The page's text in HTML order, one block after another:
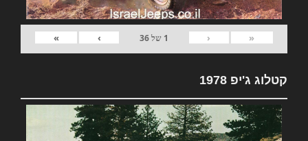
«
‹
1 של36
›
»
קטלוג ג'יפ 1978